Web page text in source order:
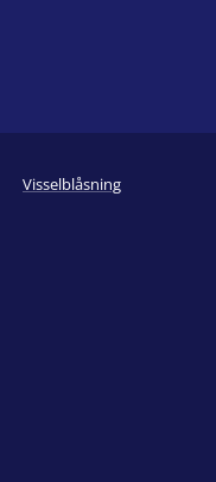
Visselblåsning